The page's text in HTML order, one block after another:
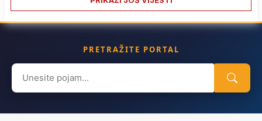
PRETRAŽITE PORTAL
Search
for: